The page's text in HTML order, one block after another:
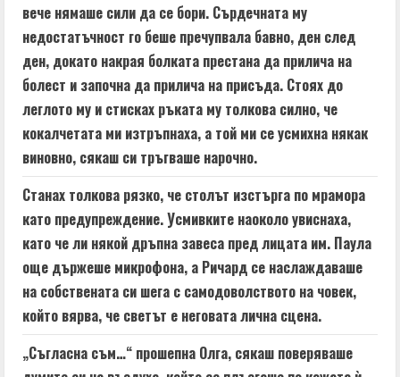
вече нямаше сили да се бори. Сърдечната му
недостатъчност го беше пречупвала бавно, ден след
ден, докато накрая болката престана да прилича на
болест и започна да прилича на присъда. Стоях до
леглото му и стисках ръката му толкова силно, че
кокалчетата ми изтръпнаха, а той ми се усмихна някак
виновно, сякаш си тръгваше нарочно.
Станах толкова рязко, че столът изстърга по мрамора
като предупреждение. Усмивките наоколо увиснаха,
като че ли някой дръпна завеса пред лицата им. Паула
още държеше микрофона, а Ричард се наслаждаваше
на собствената си шега с самодоволството на човек,
който вярва, че светът е неговата лична сцена.
„Съгласна съм…“ прошепна Олга, сякаш поверяваше